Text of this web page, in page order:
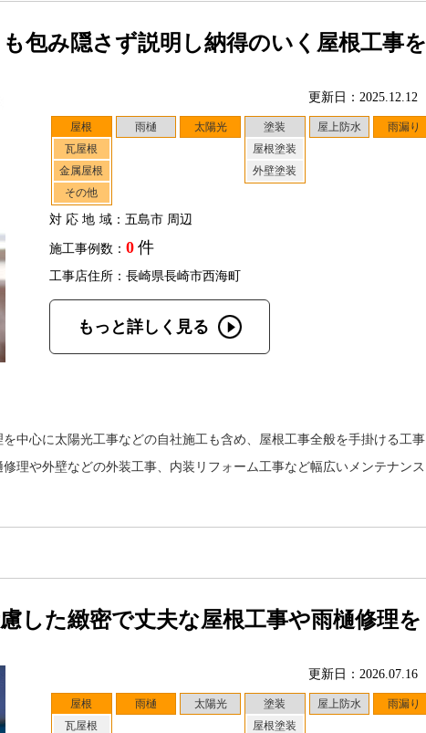
包み隠さず説明し納得のいく屋根工事を
更新日：2025.12.12
屋根
瓦屋根
金属屋根
その他
雨樋 太陽光
塗装
屋根塗装
外壁塗装
屋上防水 雨漏り
対応地域：五島市 周辺
施工事例数： 0 件
工事店住所：長崎県長崎市西海町
もっと詳しく見る
中心に太陽光工事などの自社施工も含め、屋根工事全般を手掛ける工事
理や外壁などの外装工事、内装リフォーム工事など幅広いメンテナンス
した緻密で丈夫な屋根工事や雨樋修理を
更新日：2026.07.16
屋根
瓦屋根
雨樋 太陽光
塗装
屋根塗装
屋上防水 雨漏り